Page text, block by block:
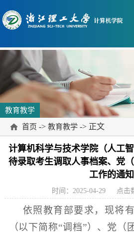
教育教学
首页 -> 教育教学 -> 正文
计算机科学与技术学院（人工
待录取考生调取人事档案、党
工作的通知
时间：2025-04-29 点击
依照教育部要求，现将
（以下简称“调档”）、党（